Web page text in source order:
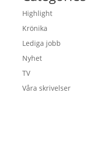
Highlight
Krönika
Lediga jobb
Nyhet
TV
Våra skrivelser